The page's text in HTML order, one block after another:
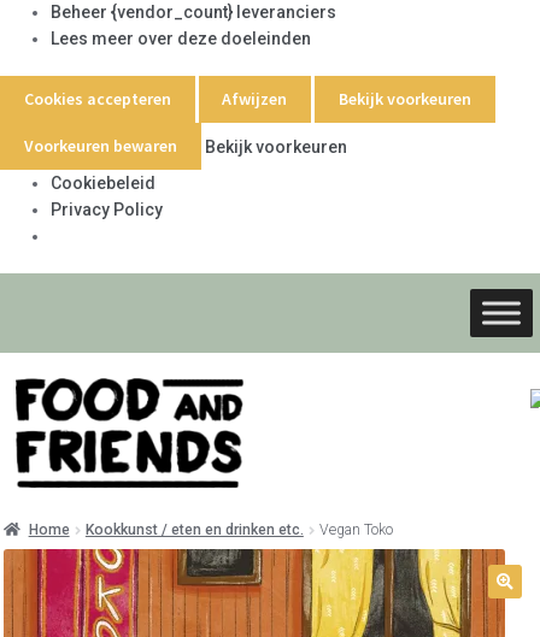
Beheer {vendor_count} leveranciers
Lees meer over deze doeleinden
Cookies accepteren Afwijzen Bekijk voorkeuren
Voorkeuren bewaren
Bekijk voorkeuren
Cookiebeleid
Privacy Policy
Ga
door
naar
Ga
naar
de
Home Kookkunst / eten en drinken etc. Vegan Toko